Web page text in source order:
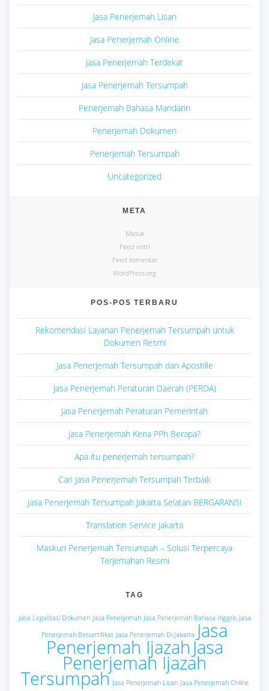
Jasa Penerjemah Lisan
Jasa Penerjemah Online
Jasa Penerjemah Terdekat
Jasa Penerjemah Tersumpah
Penerjemah Bahasa Mandarin
Penerjemah Dokumen
Penerjemah Tersumpah
Uncategorized
META
Masuk
Feed entri
Feed komentar
WordPress.org
POS-POS TERBARU
Rekomendasi Layanan Penerjemah Tersumpah untuk
Dokumen Resmi
Jasa Penerjemah Tersumpah dan Apostille
Jasa Penerjemah Peraturan Daerah (PERDA)
Jasa Penerjemah Peraturan Pemerintah
Jasa Penerjemah Kena PPh Berapa?
Apa itu penerjemah tersumpah?
Cari Jasa Penerjemah Tersumpah Terbaik
Jasa Penerjemah Tersumpah Jakarta Selatan BERGARANSI
Translation Service Jakarta
Maskuri Penerjemah Tersumpah – Solusi Terpercaya
Terjemahan Resmi
TAG
Jasa Legalisasi Dokumen Jasa Penerjemah Jasa Penerjemah Bahasa Inggris Jasa
Penerjemah Bersertifikat Jasa Penerjemah Di Jakarta Jasa
Penerjemah Ijazah Jasa
Penerjemah Ijazah
Tersumpah Jasa Penerjemah Lisan Jasa Penerjemah Online